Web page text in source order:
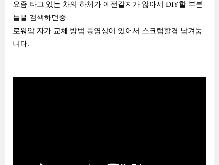
요즘 타고 있는 차의 하체가 예전같지가 않아서 DIY할 부분
들을 검색하던중
로워암 자가 교체 방법 동영상이 있어서 스크랩할겸 남겨둡
니다.